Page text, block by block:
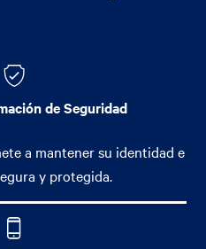
de Seguridad
a mantener su identidad e
y protegida.